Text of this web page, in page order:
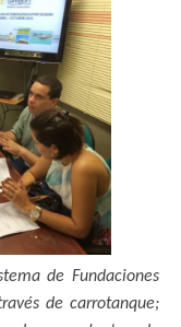
el
pro
gra
ma
de Fundaciones
de carrotanque;